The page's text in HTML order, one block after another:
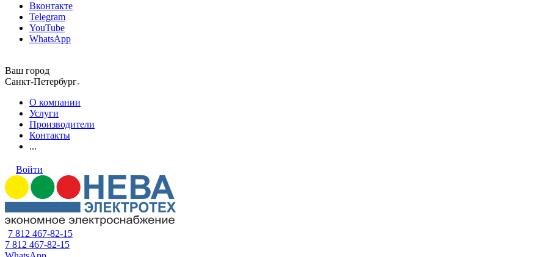
Вконтакте
Telegram
YouTube
WhatsApp
Ваш город
Санкт-Петербург
О компании
Услуги
Производители
Контакты
...
Войти
7 812 467-82-15
7 812 467-82-15